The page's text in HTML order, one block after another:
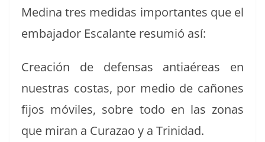
Med­i­na tres medi­das impor­tantes que el
emba­jador Escalante resum­ió así:
Creación de defen­sas anti­aéreas en
nues­tras costas, por medio de cañones
fijos móviles, sobre todo en las zonas
que miran a Curazao y a Trinidad.